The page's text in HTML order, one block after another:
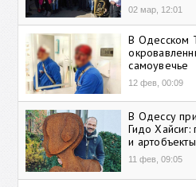
02 мар, 12:01
В Одесском
самоувечье
12 фев, 00:09
В Одессу
Гидо Хайсиг:
и артобъекты
11 фев, 09:05